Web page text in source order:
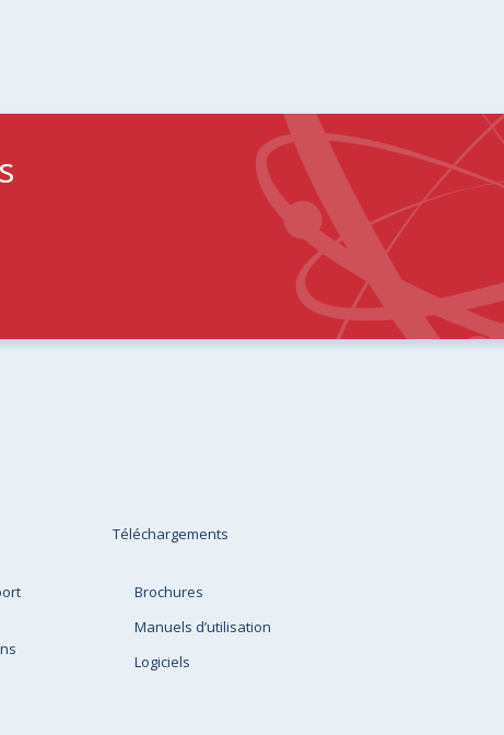
Téléchargements
Brochures
Manuels d’utilisation
Logiciels